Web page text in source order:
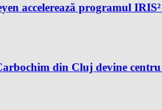
accelerează programul
din Cluj devine